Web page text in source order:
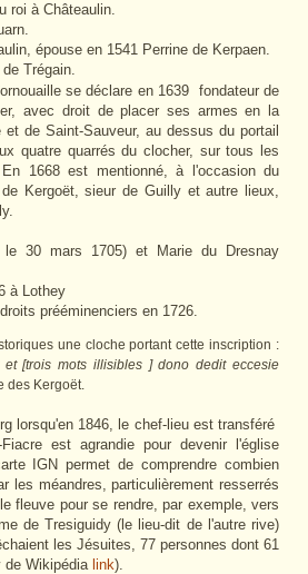
roi à Châteaulin.
épouse en 1541 Perrine de Kerpaen.
Trégain.
se déclare en 1639 fondateur de
avec droit de placer ses armes en la
de Saint-Sauveur, au dessus du portail
quatre quarrés du clocher, sur tous les
En 1668 est mentionné, à l'occasion du
Kergoët, sieur de Guilly et autre lieux,
le 30 mars 1705) et Marie du Dresnay
à Lothey
prééminenciers en 1726.
une cloche portant cette inscription :
[trois mots illisibles ] dono dedit eccesie
des Kergoët.
lorsqu'en 1846, le chef-lieu est transféré
est agrandie pour devenir l'église
IGN permet de comprendre combien
les méandres, particulièrement resserrés
fleuve pour se rendre, par exemple, vers
de Tresiguidy (le lieu-dit de l'autre rive)
les Jésuites, 77 personnes dont 61
de Wikipédia link).